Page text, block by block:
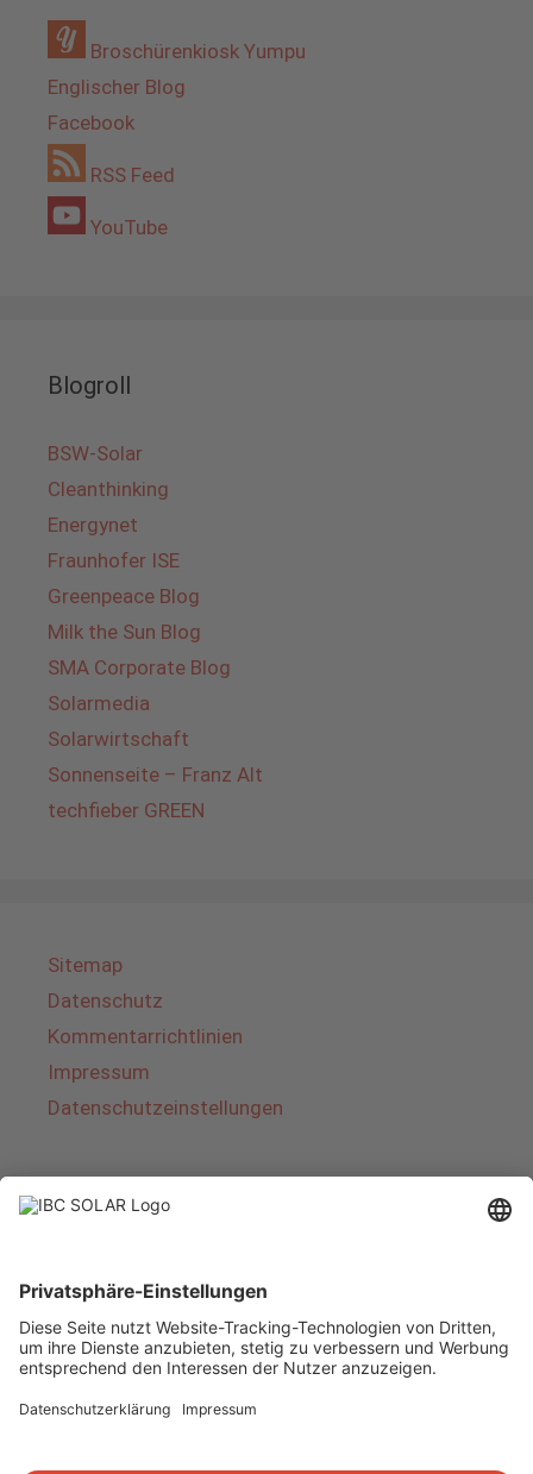
Broschürenkiosk Yumpu
Englischer Blog
Facebook
RSS Feed
YouTube
Blogroll
BSW-Solar
Cleanthinking
Energynet
Fraunhofer ISE
Greenpeace Blog
Milk the Sun Blog
SMA Corporate Blog
Solarmedia
Solarwirtschaft
Sonnenseite – Franz Alt
techfieber GREEN
Sitemap
Datenschutz
Kommentarrichtlinien
Impressum
Datenschutzeinstellungen
Über IBC SOLAR
von Energielösungen und Dienstleistungen im
Bereich Photovoltaik und Speicher. Das
Unternehmen bietet Komplettsysteme an und
deckt das gesamte Spektrum von der Planung
bis zur schlüsselfertigen Übergabe von